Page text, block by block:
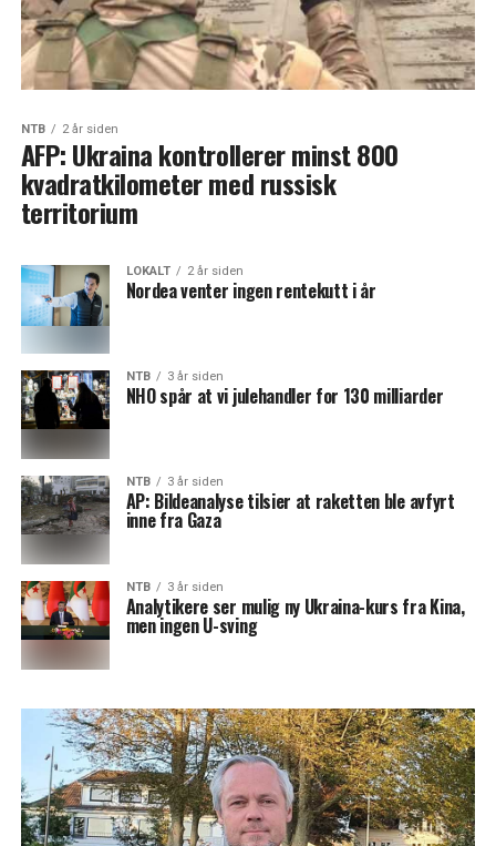
NTB 2 år siden
AFP: Ukraina kontrollerer minst 800
kvadratkilometer med russisk
territorium
LOKALT 2 år siden
Nordea venter ingen rentekutt i år
NTB 3 år siden
NHO spår at vi julehandler for 130 milliarder
NTB 3 år siden
AP: Bildeanalyse tilsier at raketten ble avfyrt
inne fra Gaza
NTB 3 år siden
Analytikere ser mulig ny Ukraina-kurs fra Kina,
men ingen U-sving